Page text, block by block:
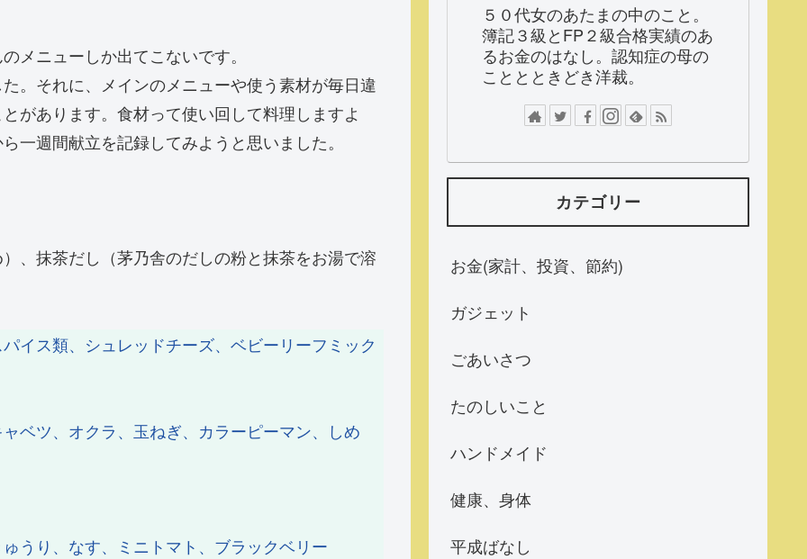
メニューしか出てこないです。
。それに、メインのメニューや使う素材が毎日違
があります。食材って使い回して料理しますよ
一週間献立を記録してみようと思いました。
、抹茶だし（茅乃舎のだしの粉と抹茶をお湯で溶
イス類、シュレッドチーズ、ベビーリーフミック
ベツ、オクラ、玉ねぎ、カラーピーマン、しめ
うり、なす、ミニトマト、ブラックベリー
５０代女のあたまの中のこと。
簿記３級とFP２級合格実績のあ
るお金のはなし。認知症の母の
こととときどき洋裁。
カテゴリー
お金(家計、投資、節約)
ガジェット
ごあいさつ
たのしいこと
ハンドメイド
健康、身体
平成ばなし